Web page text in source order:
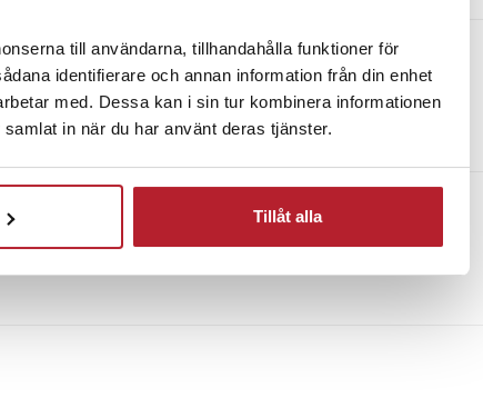
till användarna, tillhandahålla funktioner för
identifierare och annan information från din enhet
med. Dessa kan i sin tur kombinera informationen
in när du har använt deras tjänster.
Tillåt alla